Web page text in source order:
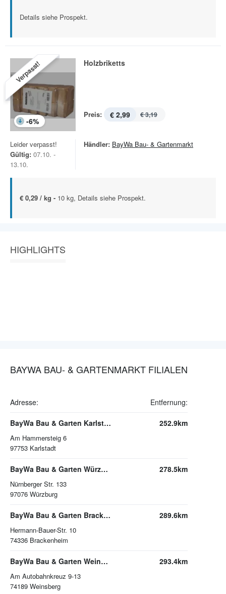
Details siehe Prospekt.
Verpasst!
-6%
Holzbriketts
Preis: € 2,99 € 3,19
Leider verpasst!
Gültig: 07.10. -
13.10.
Händler: BayWa Bau- & Gartenmarkt
€ 0,29 / kg - 10 kg, Details siehe Prospekt.
HIGHLIGHTS
BAYWA BAU- & GARTENMARKT FILIALEN
Adresse: Entfernung:
BayWa Bau & Garten Karlstadt
Am Hammersteig 6
97753 Karlstadt
252.9km
BayWa Bau & Garten Würzburg
Nürnberger Str. 133
97076 Würzburg
278.5km
BayWa Bau & Garten Brackenheim
Hermann-Bauer-Str. 10
74336 Brackenheim
289.6km
BayWa Bau & Garten Weinsberg
Am Autobahnkreuz 9-13
74189 Weinsberg
293.4km